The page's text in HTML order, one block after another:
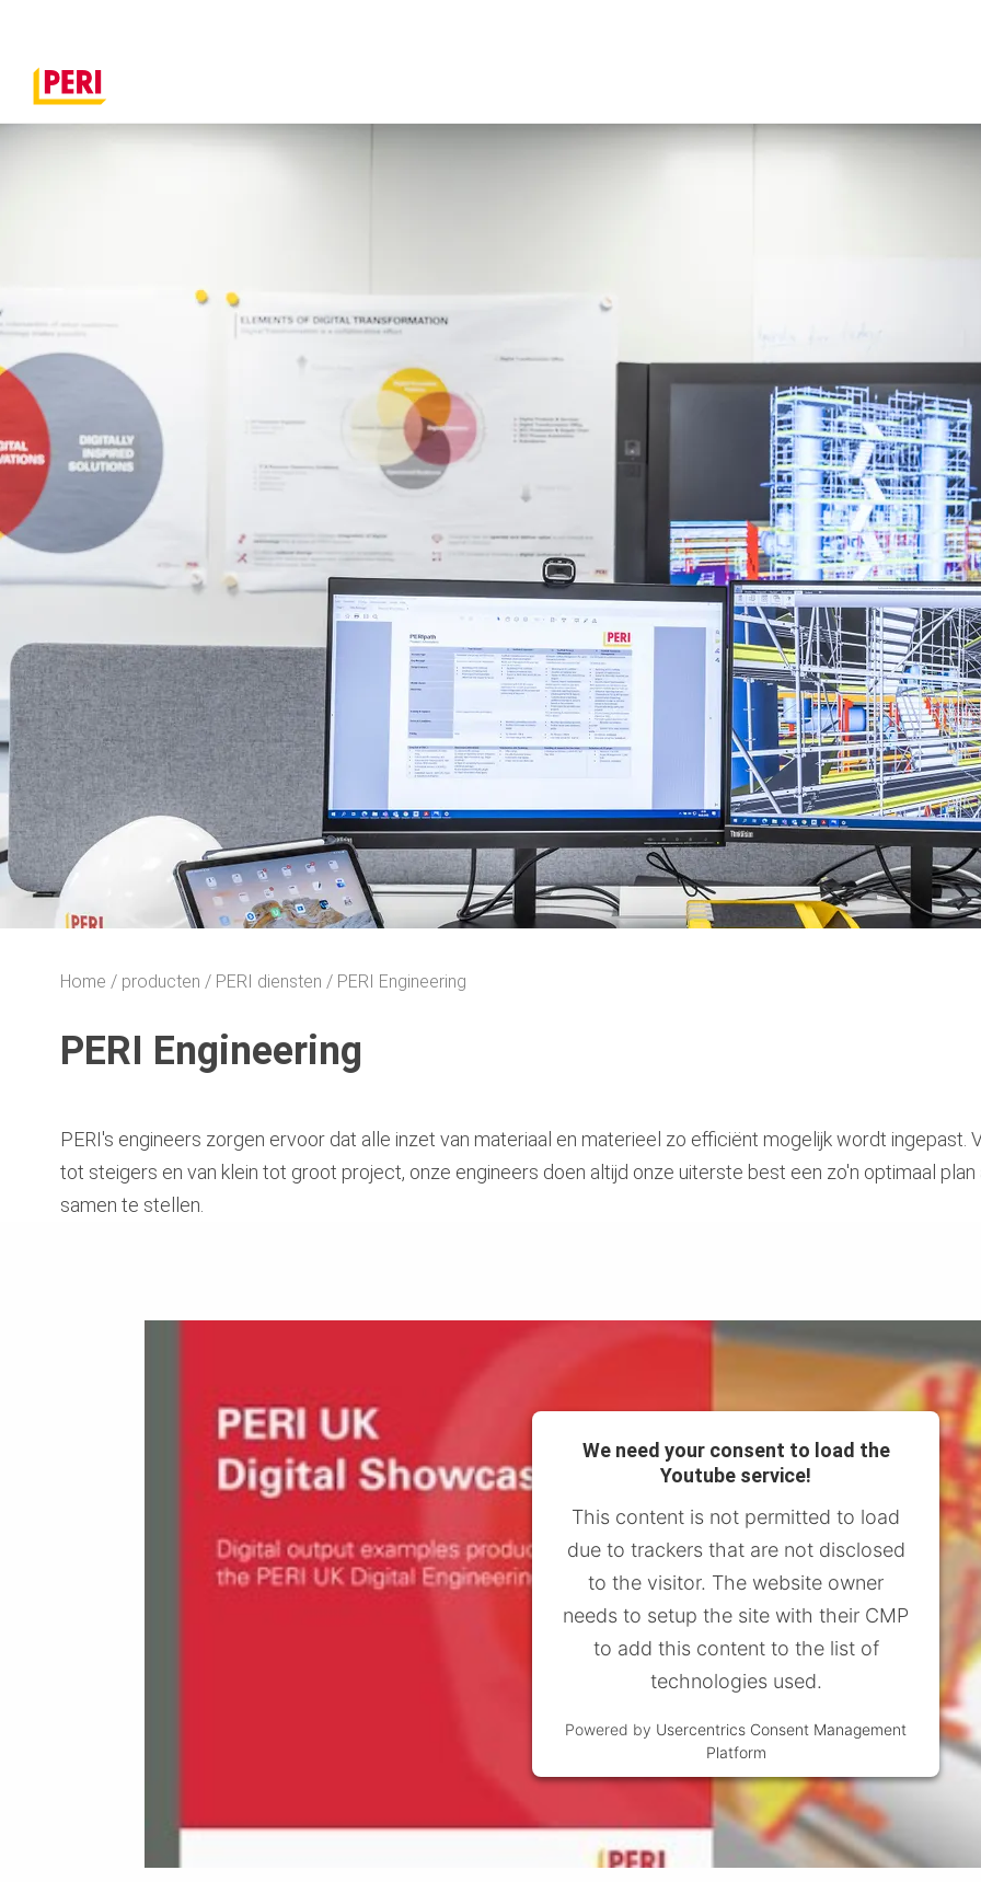
Home producten PERI diensten PERI Engineering
PERI Engineering
PERI's engineers zorgen ervoor dat alle inzet van materiaal en materieel zo efficiënt mogelijk wordt ingepast.
tot steigers en van klein tot groot project, onze engineers doen altijd onze uiterste best een zo'n optimaal plan
samen te stellen.
We need your consent to load the
Youtube service!
This content is not permitted to load
due to trackers that are not disclosed
to the visitor. The website owner
needs to setup the site with their CMP
to add this content to the list of
technologies used.
Powered by Usercentrics Consent Management
Platform